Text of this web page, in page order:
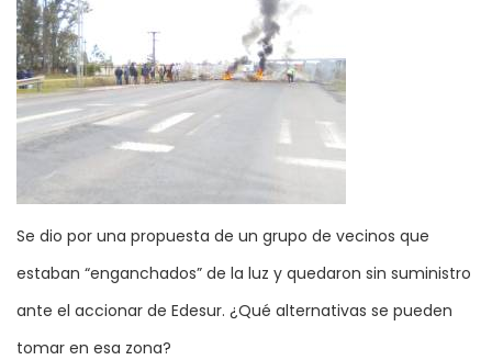
Se dio por una propuesta de un grupo de vecinos que
estaban “enganchados” de la luz y quedaron sin suministro
ante el accionar de Edesur. ¿Qué alternativas se pueden
tomar en esa zona?